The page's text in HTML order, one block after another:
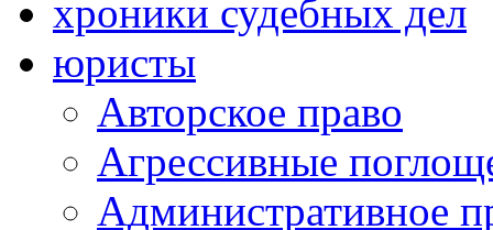
хроники судебных дел
юристы
Авторское право
Агрессивные
Административное